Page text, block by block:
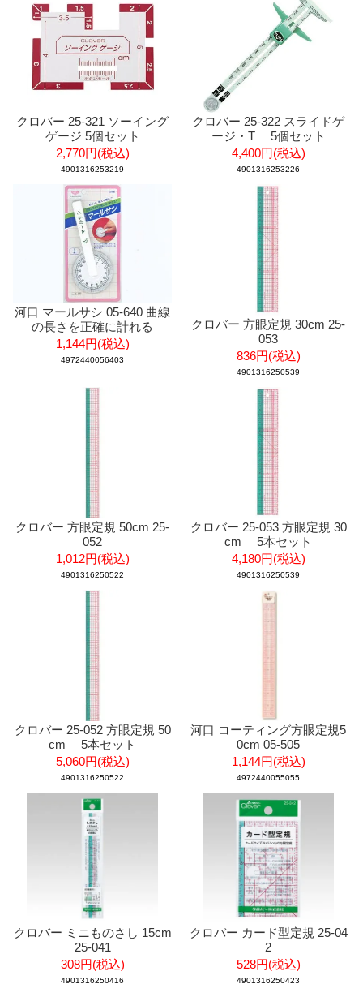
クロバー 25-321 ソーイング
ゲージ 5個セット
2,770円(税込)
4901316253219
クロバー 25-322 スライドゲ
ージ・T 5個セット
4,400円(税込)
4901316253226
河口 マールサシ 05-640 曲線
の長さを正確に計れる
1,144円(税込)
4972440056403
クロバー 方眼定規 30cm 25-
053
836円(税込)
4901316250539
クロバー 方眼定規 50cm 25-
052
1,012円(税込)
4901316250522
クロバー 25-053 方眼定規 30
cm 5本セット
4,180円(税込)
4901316250539
クロバー 25-052 方眼定規 50
cm 5本セット
5,060円(税込)
4901316250522
河口 コーティング方眼定規5
0cm 05-505
1,144円(税込)
4972440055055
クロバー ミニものさし 15cm
25-041
308円(税込)
4901316250416
クロバー カード型定規 25-04
2
528円(税込)
4901316250423